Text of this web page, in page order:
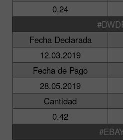
0.24
Fecha Declarada
12.03.2019
Fecha de Pago
28.05.2019
Cantidad
0.42